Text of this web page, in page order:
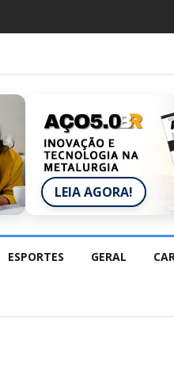
LEIA AGORA!
ESPORTES GERAL